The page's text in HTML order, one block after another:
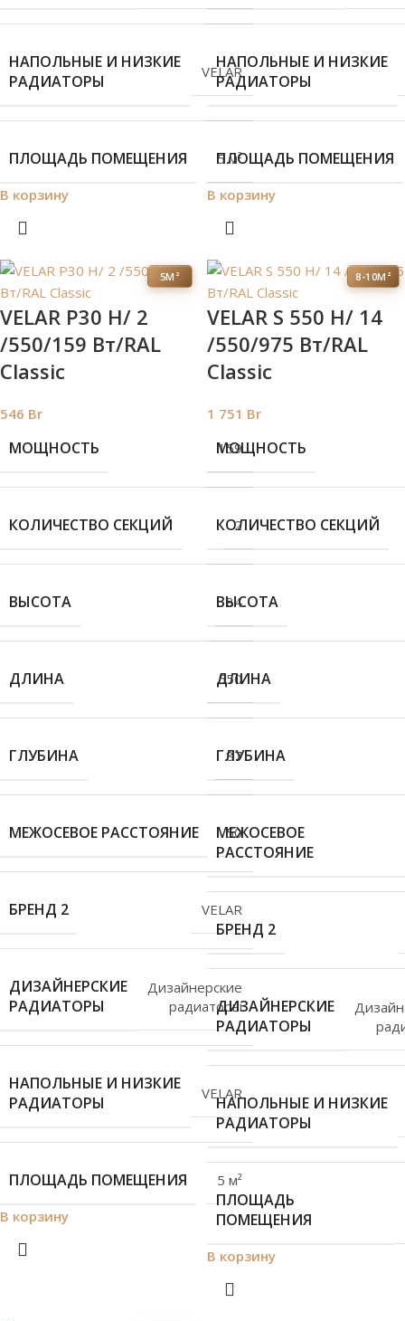
НАПОЛЬНЫЕ И НИЗКИЕ
РАДИАТОРЫ
VELAR
ПЛОЩАДЬ ПОМЕЩЕНИЯ
5 м²
В корзину
НАПОЛЬНЫЕ И НИЗКИЕ
РАДИАТОРЫ
ПЛОЩАДЬ ПОМЕЩЕНИЯ
В корзину
5М²
VELAR P30 H/ 2
/550/159 Вт/RAL
Classic
546 Br
МОЩНОСТЬ 159
КОЛИЧЕСТВО СЕКЦИЙ 2
ВЫСОТА 84
ДЛИНА 550
ГЛУБИНА 87
МЕЖОСЕВОЕ РАССТОЯНИЕ 50
БРЕНД 2 VELAR
ДИЗАЙНЕРСКИЕ
РАДИАТОРЫ
Дизайнерские
радиаторы
НАПОЛЬНЫЕ И НИЗКИЕ
РАДИАТОРЫ
VELAR
ПЛОЩАДЬ ПОМЕЩЕНИЯ
5 м²
В корзину
8-10М²
VELAR S 550 H/ 14
/550/975 Вт/RAL
Classic
1 751 Br
МОЩНОСТЬ
КОЛИЧЕСТВО СЕКЦИЙ
ВЫСОТА
ДЛИНА
ГЛУБИНА
МЕЖОСЕВОЕ
РАССТОЯНИЕ
БРЕНД 2
ДИЗАЙНЕРСКИЕ
РАДИАТОРЫ
НАПОЛЬНЫЕ И НИЗКИЕ
РАДИАТОРЫ
ПЛОЩАДЬ
ПОМЕЩЕНИЯ
В корзину